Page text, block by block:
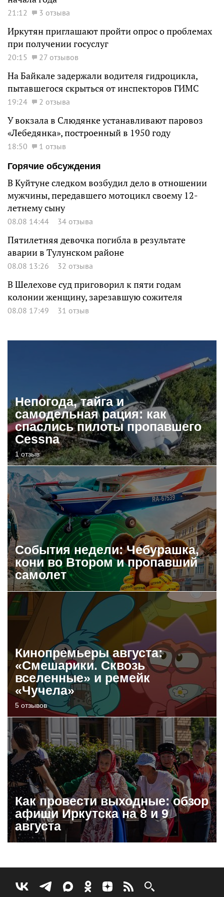
21:12 3 отзыва
Иркутян приглашают пройти опрос о проблемах
при получении госуслуг
20:15 27 отзывов
На Байкале задержали водителя гидроцикла,
пытавшегося скрыться от инспекторов ГИМС
19:24 2 отзыва
У вокзала в Слюдянке устанавливают паровоз
«Лебедянка», построенный в 1950 году
18:50
1 отзыв
Горячие обсуждения
В Куйтуне следком возбудил дело в отношении
мужчины, передавшего мотоцикл своему 12-
летнему сыну
08.08 14:44 34 отзыва
Пятилетняя девочка погибла в результате
аварии в Тулунском районе
08.08 13:26 32 отзыва
В Шелехове суд приговорил к пяти годам
колонии женщину, зарезавшую сожителя
08.08 17:49 31 отзыв
Непогода, тайга и
самодельная рация: как
спаслись пилоты пропавшего
Cessna
1 отзыв
События недели: Чебурашка,
кони во Втором и пропавший
самолет
Кинопремьеры августа:
«Смешарики. Сквозь
вселенные» и ремейк
«Чучела»
5 отзывов
Как провести выходные: обзор
афиши Иркутска на 8 и 9
августа